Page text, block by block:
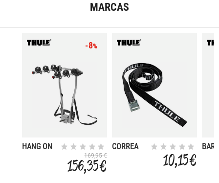
MARCAS
-8%
HANG ON
169,95 €
156,35 €
CORREA
10,15 €